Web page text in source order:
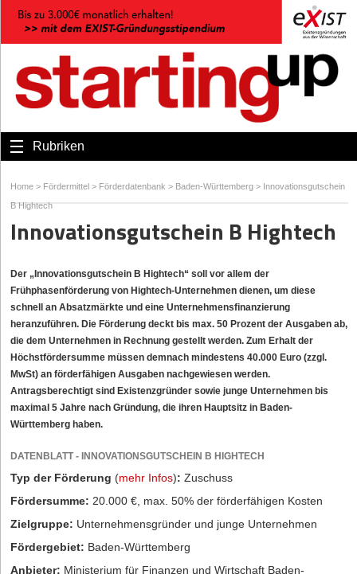
Rubriken
Home > Fördermittel > Förderdatenbank > Baden-Württemberg > Innovationsgutschein
B Hightech
Innovationsgutschein B Hightech
Der „Innovationsgutschein B Hightech“ soll vor allem der
Frühphasenförderung von Hightech-Unternehmen dienen, um diese
schnell an Absatzmärkte und eine Unternehmensfinanzierung
heranzuführen. Die Förderung deckt bis max. 50 Prozent der Ausgaben ab,
die dem Unternehmen in Rechnung gestellt werden. Zum Erhalt der
Höchstfördersumme müssen demnach mindestens 40.000 Euro (zzgl.
MwSt) an förderfähigen Ausgaben nachgewiesen werden.
Antragsberechtigt sind Existenzgründer sowie junge Unternehmen bis
maximal 5 Jahre nach Gründung, die ihren Hauptsitz in Baden-
Württemberg haben.
DATENBLATT - INNOVATIONSGUTSCHEIN B HIGHTECH
Typ der Förderung (mehr Infos): Zuschuss
Fördersumme: 20.000 €, max. 50% der förderfähigen Kosten
Zielgruppe: Unternehmensgründer und junge Unternehmen
Fördergebiet: Baden-Württemberg
Anbieter: Ministerium für Finanzen und Wirtschaft Baden-